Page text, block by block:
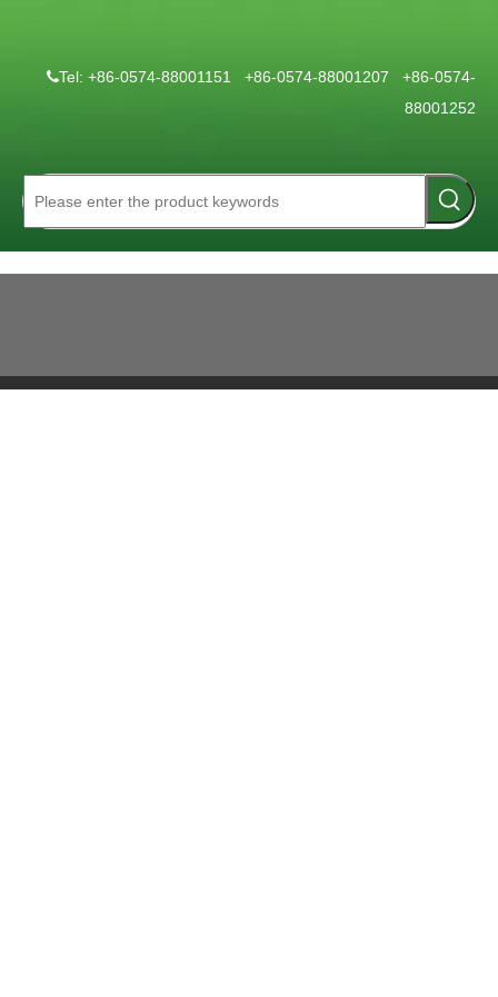
Tel: +86-0574-88001151 +86-0574-88001207 +86-0574-
88001252